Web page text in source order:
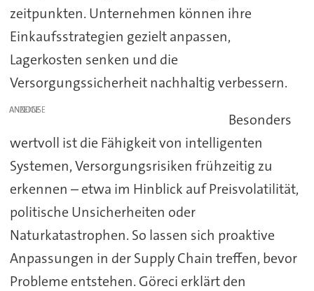
zeitpunkten. Unternehmen können ihre
Einkaufsstrategien gezielt anpassen,
Lagerkosten senken und die
Versorgungssicherheit nachhaltig verbessern.
ANZEIGE
Besonders
wertvoll ist die Fähigkeit von intelligenten
Systemen, Versorgungsrisiken frühzeitig zu
erkennen – etwa im Hinblick auf Preisvolatilität,
politische Unsicherheiten oder
Naturkatastrophen. So lassen sich proaktive
Anpassungen in der Supply Chain treffen, bevor
Probleme entstehen. Göreci erklärt den